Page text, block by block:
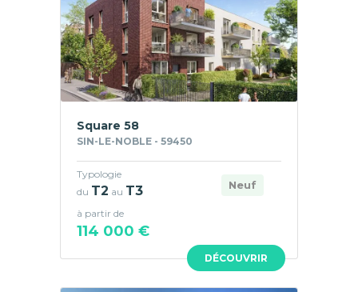
DÉCOUVRIR
Square 58
SIN-LE-NOBLE - 59450
Neuf
Typologie
du T2 au T3
à partir de
114 000 €